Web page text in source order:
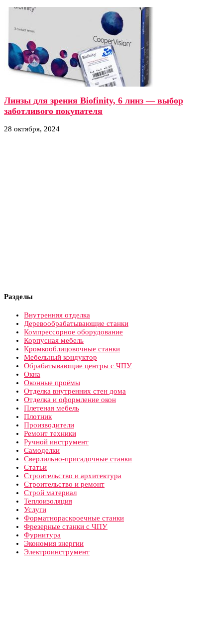
Линзы для зрения Biofinity, 6 линз — выбор
заботливого покупателя
28 октября, 2024
Разделы
Внутренняя отделка
Деревообрабатывающие станки
Компрессорное оборудование
Корпусная мебель
Кромкооблицовочные станки
Мебельный кондуктор
Обрабатывающие центры с ЧПУ
Окна
Оконные проёмы
Отделка внутренних стен дома
Отделка и оформление окон
Плетеная мебель
Плотник
Производители
Ремонт техники
Ручной инструмент
Самоделки
Сверлильно-присадочные станки
Статьи
Строительство и архитектура
Строительство и ремонт
Строй материал
Теплоизоляция
Услуги
Форматнораскроечные станки
Фрезерные станки с ЧПУ
Фурнитура
Экономия энергии
Электроинструмент